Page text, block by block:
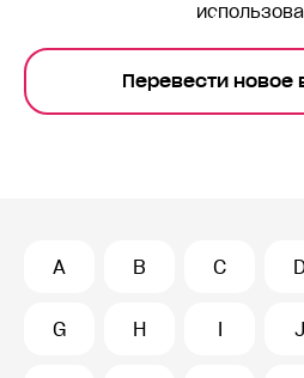
Перевести
A B C
G H I J